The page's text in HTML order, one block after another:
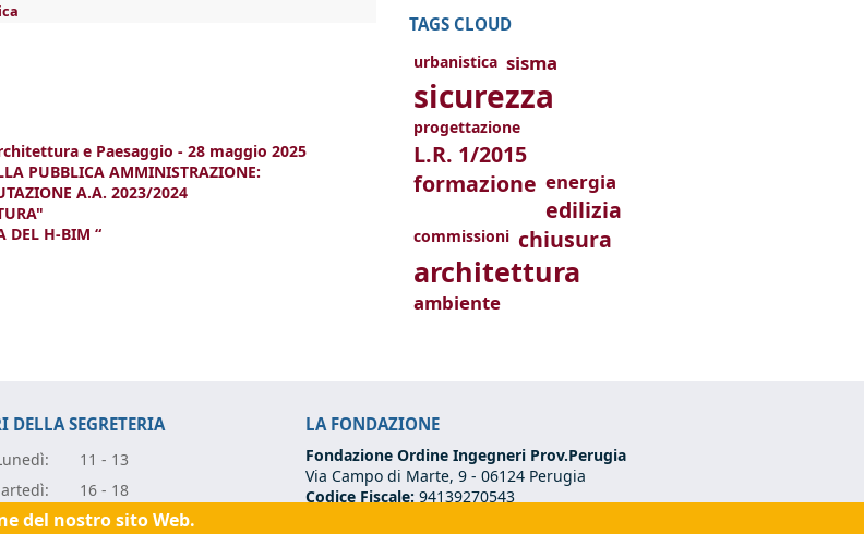
is external)
e Paesaggio - 28 maggio 2025
PUBBLICA AMMINISTRAZIONE:
A.A. 2023/2024
DEL H-BIM “
TAGS CLOUD
urbanistica sisma
sicurezza
progettazione
L.R. 1/2015
formazione energia
edilizia
commissioni chiusura
architettura
ambiente
DELLA SEGRETERIA
11 - 13
dì:
16 - 18
dì: 11 - 13
LA FONDAZIONE
Fondazione Ordine Ingegneri Prov.Perugia
Via Campo di Marte, 9 - 06124 Perugia
Codice Fiscale: 94139270543
del nostro sito Web.